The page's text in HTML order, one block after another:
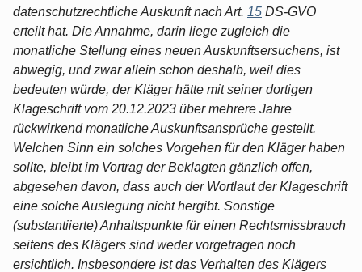
datenschutzrechtliche Auskunft nach Art. 15 DS-GVO
erteilt hat. Die Annahme, darin liege zugleich die
monatliche Stellung eines neuen Auskunftsersuchens, ist
abwegig, und zwar allein schon deshalb, weil dies
bedeuten würde, der Kläger hätte mit seiner dortigen
Klageschrift vom 20.12.2023 über mehrere Jahre
rückwirkend monatliche Auskunftsansprüche gestellt.
Welchen Sinn ein solches Vorgehen für den Kläger haben
sollte, bleibt im Vortrag der Beklagten gänzlich offen,
abgesehen davon, dass auch der Wortlaut der Klageschrift
eine solche Auslegung nicht hergibt. Sonstige
(substantiierte) Anhaltspunkte für einen Rechtsmissbrauch
seitens des Klägers sind weder vorgetragen noch
ersichtlich. Insbesondere ist das Verhalten des Klägers